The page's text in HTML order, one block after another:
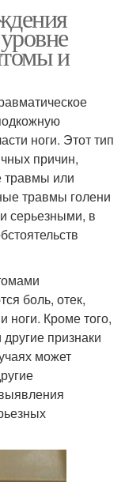
и
ноги. Этот тип
причин,
травмы или
травмы голени
серьезными, в
боль, отек,
ноги. Кроме того,
признаки
может